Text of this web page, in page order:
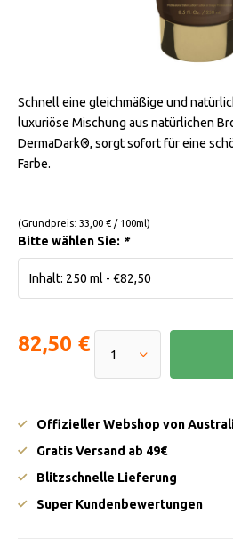
Schnell eine gleichmäßige und
luxuriöse Mischung aus natürlichen
DermaDark®, sorgt sofort für eine
Farbe.
(Grundpreis: 33,00 € / 100ml)
Bitte wählen Sie: *
82,50 €
Offizieller Webshop von
Gratis Versand ab 49€
Blitzschnelle Lieferung
Super Kundenbewertungen